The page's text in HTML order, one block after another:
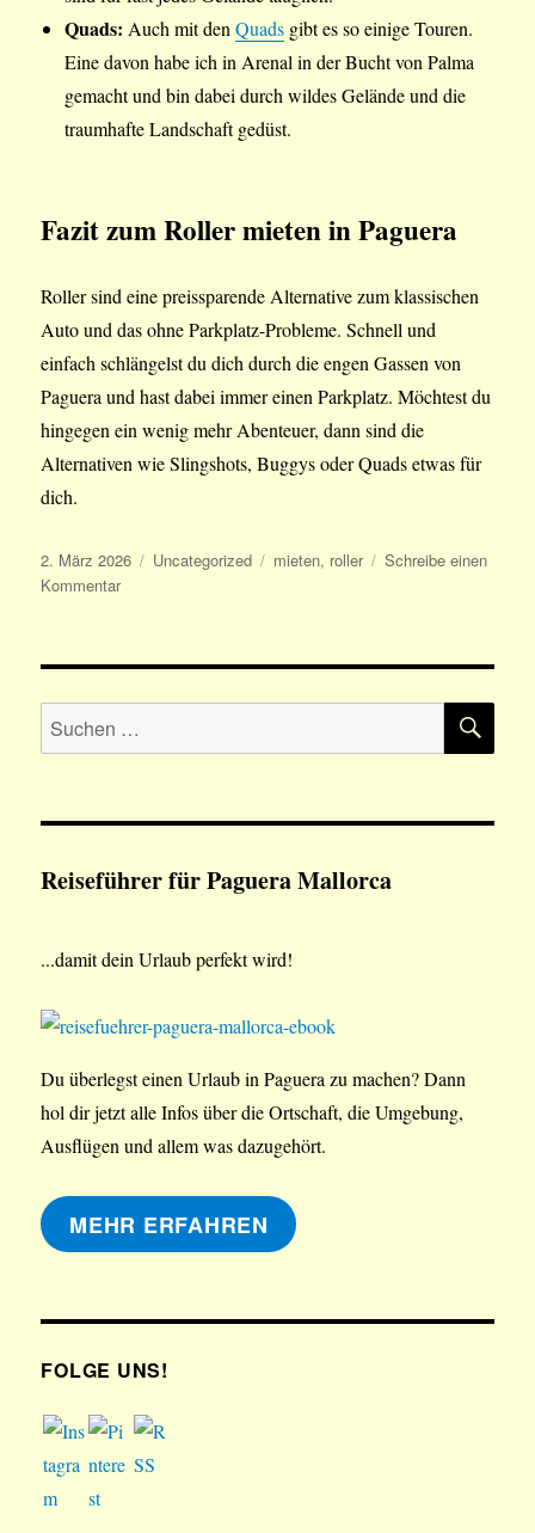
Quads: Auch mit denQuads gibt es so einige Touren.
Eine davon habe ich in Arenal in der Bucht von Palma
gemacht und bin dabei durch wildes Gelände und die
traumhafte Landschaft gedüst.
Fazitzum Roller mieten in Paguera
Roller sind eine preissparende Alternative zum klassischen
Auto und das ohne Parkplatz-Probleme. Schnell und
einfach schlängelst du dich durch die engen Gassen von
Paguera und hast dabei immer einen Parkplatz. Möchtest du
hingegen ein wenig mehr Abenteuer, dann sind die
Alternativen wie Slingshots, Buggys oder Quads etwas für
dich.
Veröffentlicht
am
2. März 2026 Kategorien
Uncategorized Schlagwörter
mieten, roller
Schreibe einen
Kommentarzu
Paguera
Suchen
nach:
Reiseführer für Paguera Mallorca
...damit dein Urlaub perfekt wird!
Du überlegst einen Urlaub in Paguera zu machen? Dann
hol dir jetzt alle Infos über die Ortschaft, die Umgebung,
Ausflügen und allem was dazugehört.
MEHR ERFAHREN
FOLGE UNS!